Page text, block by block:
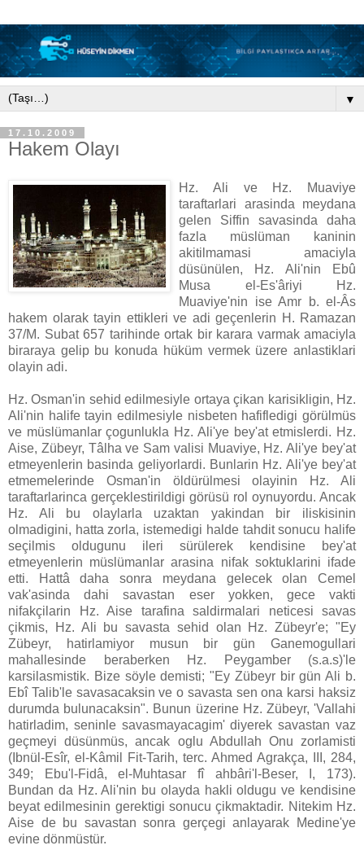
▼
17.10.2009
Hakem Olayı
Hz. Ali ve Hz. Muaviye
taraftarlari arasinda meydana
gelen Siffin savasinda daha
fazla müslüman kaninin
akitilmamasi amaciyla
düsünülen, Hz. Ali'nin Ebû
Musa el-Es'âriyi Hz.
Muaviye'nin ise Amr b. el-Âs
hakem olarak tayin ettikleri ve adi geçenlerin H. Ramazan
37/M. Subat 657 tarihinde ortak bir karara varmak amaciyla
biraraya gelip bu konuda hüküm vermek üzere anlastiklari
olayin adi.
Hz. Osman'in sehid edilmesiyle ortaya çikan karisikligin, Hz.
Ali'nin halife tayin edilmesiyle nisbeten hafifledigi görülmüs
ve müslümanlar çogunlukla Hz. Ali'ye bey'at etmislerdi. Hz.
Aise, Zübeyr, Tâlha ve Sam valisi Muaviye, Hz. Ali'ye bey'at
etmeyenlerin basinda geliyorlardi. Bunlarin Hz. Ali'ye bey'at
etmemelerinde Osman'in öldürülmesi olayinin Hz. Ali
taraftarlarinca gerçeklestirildigi görüsü rol oynuyordu. Ancak
Hz. Ali bu olaylarla uzaktan yakindan bir iliskisinin
olmadigini, hatta zorla, istemedigi halde tahdit sonucu halife
seçilmis oldugunu ileri sürülerek kendisine bey'at
etmeyenlerin müslümanlar arasina nifak soktuklarini ifade
etti. Hattâ daha sonra meydana gelecek olan Cemel
vak'asinda dahi savastan eser yokken, gece vakti
nifakçilarin Hz. Aise tarafina saldirmalari neticesi savas
çikmis, Hz. Ali bu savasta sehid olan Hz. Zübeyr'e; "Ey
Zübeyr, hatirlamiyor musun bir gün Ganemogullari
mahallesinde beraberken Hz. Peygamber (s.a.s)'le
karsilasmistik. Bize söyle demisti; "Ey Zübeyr bir gün Ali b.
Ebî Talib'le savasacaksin ve o savasta sen ona karsi haksiz
durumda bulunacaksin". Bunun üzerine Hz. Zübeyr, 'Vallahi
hatirladim, seninle savasmayacagim' diyerek savastan vaz
geçmeyi düsünmüs, ancak oglu Abdullah Onu zorlamisti
(Ibnül-Esîr, el-Kâmil Fit-Tarih, terc. Ahmed Agrakça, III, 284,
349; Ebu'l-Fidâ, el-Muhtasar fî ahbâri'l-Beser, I, 173).
Bundan da Hz. Ali'nin bu olayda hakli oldugu ve kendisine
beyat edilmesinin gerektigi sonucu çikmaktadir. Nitekim Hz.
Aise de bu savastan sonra gerçegi anlayarak Medine'ye
evine dönmüstür.